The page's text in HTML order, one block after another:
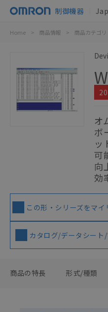
制御機器
Home > 商品情報 > 商品カテゴリ
オ
ボ
ッ
可
向
効
この形・シリーズをマ
カタログ/データシート
商品の特長 形式/種類